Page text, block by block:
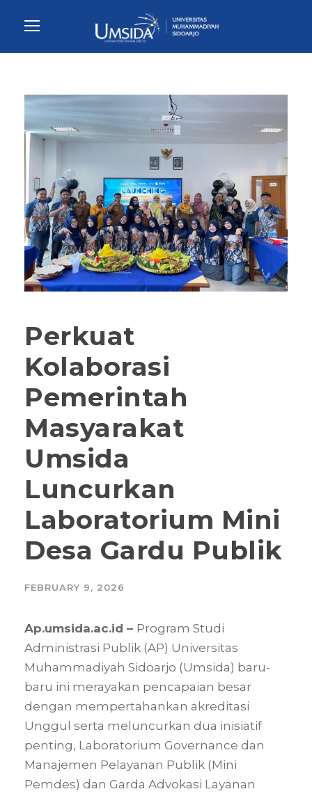
Perkuat
Kolaborasi
Pemerintah
Masyarakat
Umsida
Luncurkan
Laboratorium Mini
Desa Gardu Publik
FEBRUARY 9, 2026
Ap.umsida.ac.id – Program Studi
Administrasi Publik (AP) Universitas
Muhammadiyah Sidoarjo (Umsida) baru-
baru ini merayakan pencapaian besar
dengan mempertahankan akreditasi
Unggul serta meluncurkan dua inisiatif
penting, Laboratorium Governance dan
Manajemen Pelayanan Publik (Mini
Pemdes) dan Garda Advokasi Layanan